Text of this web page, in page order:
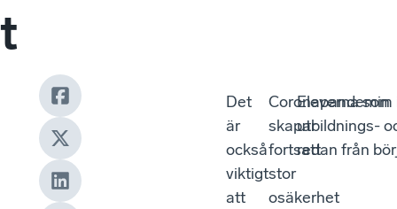
t
Det
är
också
viktigt
att
Coronapandemin
skapar
fortsatt
stor
osäkerhet
Eleverna
utbildnings-
redan från